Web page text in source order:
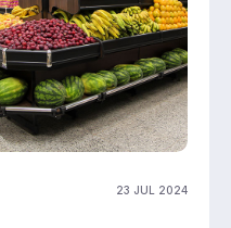
23 JUL 2024